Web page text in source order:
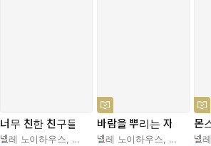
너무 친한 친구들
넬레 노이하우스, 김진아
바람을 뿌리는 자
넬레 노이하우스, 김진아
몬
넬